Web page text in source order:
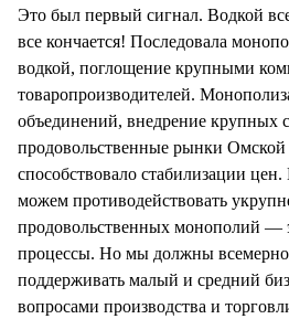
Это был первый сигнал. Водкой
все кончается! Последовала
водкой, поглощение крупными
товаропроизводителей.
объединений, внедрение крупных
продовольственные рынки Омской
способствовало стабилизации
можем противодействовать
продовольственных монополий —
процессы. Но мы должны всемерно
поддерживать малый и средний
вопросами производства и